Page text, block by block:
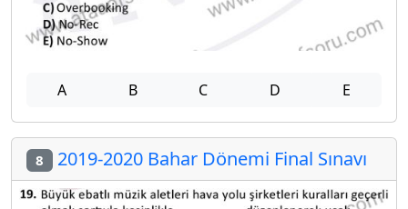
A B C D E
8 2019-2020 Bahar Dönemi Final Sınavı